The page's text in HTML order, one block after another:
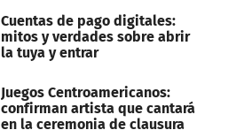
Cuentas de pago digitales:
mitos y verdades sobre abrir
la tuya y entrar
Juegos Centroamericanos:
confirman artista que cantará
en la ceremonia de clausura